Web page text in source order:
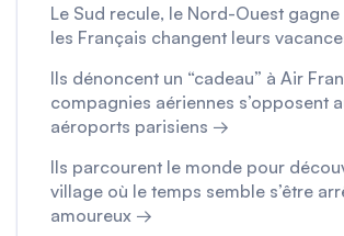
Le Sud recule, le Nord-Ouest
les Français changent leurs
Ils dénoncent un “cadeau” à Air
compagnies aériennes s’opposent
aéroports parisiens →
Ils parcourent le monde pour
village où le temps semble s’être
amoureux →